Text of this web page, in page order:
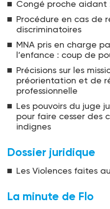
Congé proche aidant
Procédure en cas de
discriminatoires
MNA pris en charge
l’enfance : coup de
Précisions sur les
préorientation et de
professionnelle
Les pouvoirs du juge
pour faire cesser des
indignes
Dossier juridique
Les Violences faites
La minute de Flo